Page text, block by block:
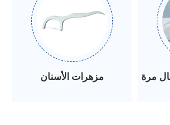
مزهرات الأسنان
مرة